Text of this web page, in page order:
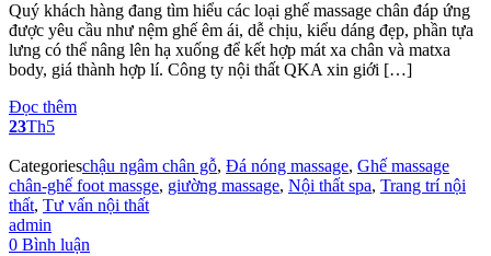
Quý khách hàng đang tìm hiểu các loại ghế massage chân đáp ứng
được yêu cầu như nệm ghế êm ái, dễ chịu, kiểu dáng đẹp, phần tựa
lưng có thể nâng lên hạ xuống để kết hợp mát xa chân và matxa
body, giá thành hợp lí. Công ty nội thất QKA xin giới […]
Đọc thêm
23Th5
Categorieschậu ngâm chân gỗ, Đá nóng massage, Ghế massage
chân-ghế foot massge, giường massage, Nội thất spa, Trang trí nội
thất, Tư vấn nội thất
admin
0 Bình luận